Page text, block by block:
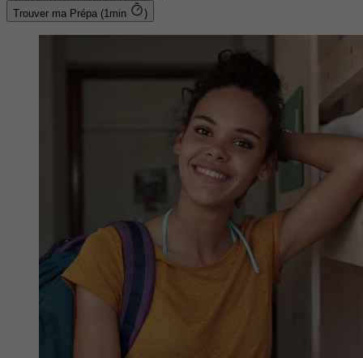
Trouver ma Prépa (1min )